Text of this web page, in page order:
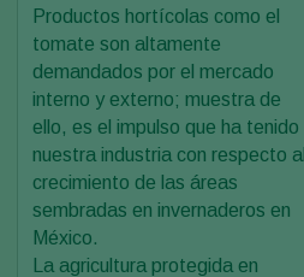
Productos hortícolas como el
tomate son altamente
demandados por el mercado
interno y externo; muestra de
ello, es el impulso que ha tenido
nuestra industria con respecto al
crecimiento de las áreas
sembradas en invernaderos en
México.
La agricultura protegida en